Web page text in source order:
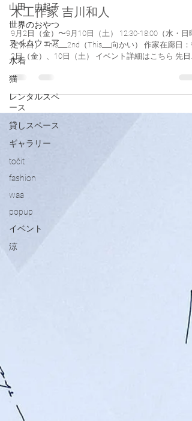
山田 由起子
世界のおやつ
スイムウェア
水着
猫
レンタルスペ
ース
貸しスペース
ギャラリー
točit
fashion
waa
popup
イベント
涼
2022年8月30日 読了時間: 5分
木工作家 吉川和人
9月2日（金）〜9月10日（土） 12:30-18:00（水・日曜
2日（金）、10日（土） イベント詳細はこちら 先日
川さんの移転された都内の工房に伺いました。...